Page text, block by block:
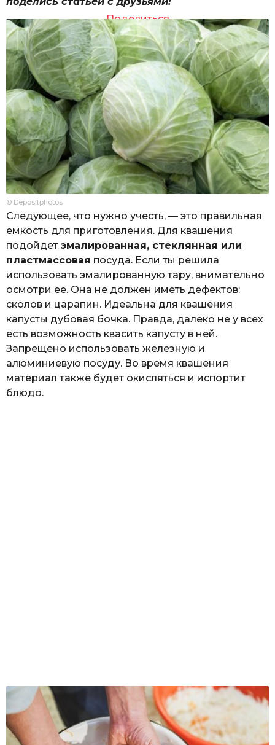
Поделиться
© Depositphotos
Следующее, что нужно учесть, — это правильная
емкость для приготовления. Для квашения
подойдет эмалированная, стеклянная или
пластмассовая посуда. Если ты решила
использовать эмалированную тару, внимательно
осмотри ее. Она не должен иметь дефектов:
сколов и царапин. Идеальна для квашения
капусты дубовая бочка. Правда, далеко не у всех
есть возможность квасить капусту в ней.
Запрещено использовать железную и
алюминиевую посуду. Во время квашения
материал также будет окисляться и испортит
блюдо.